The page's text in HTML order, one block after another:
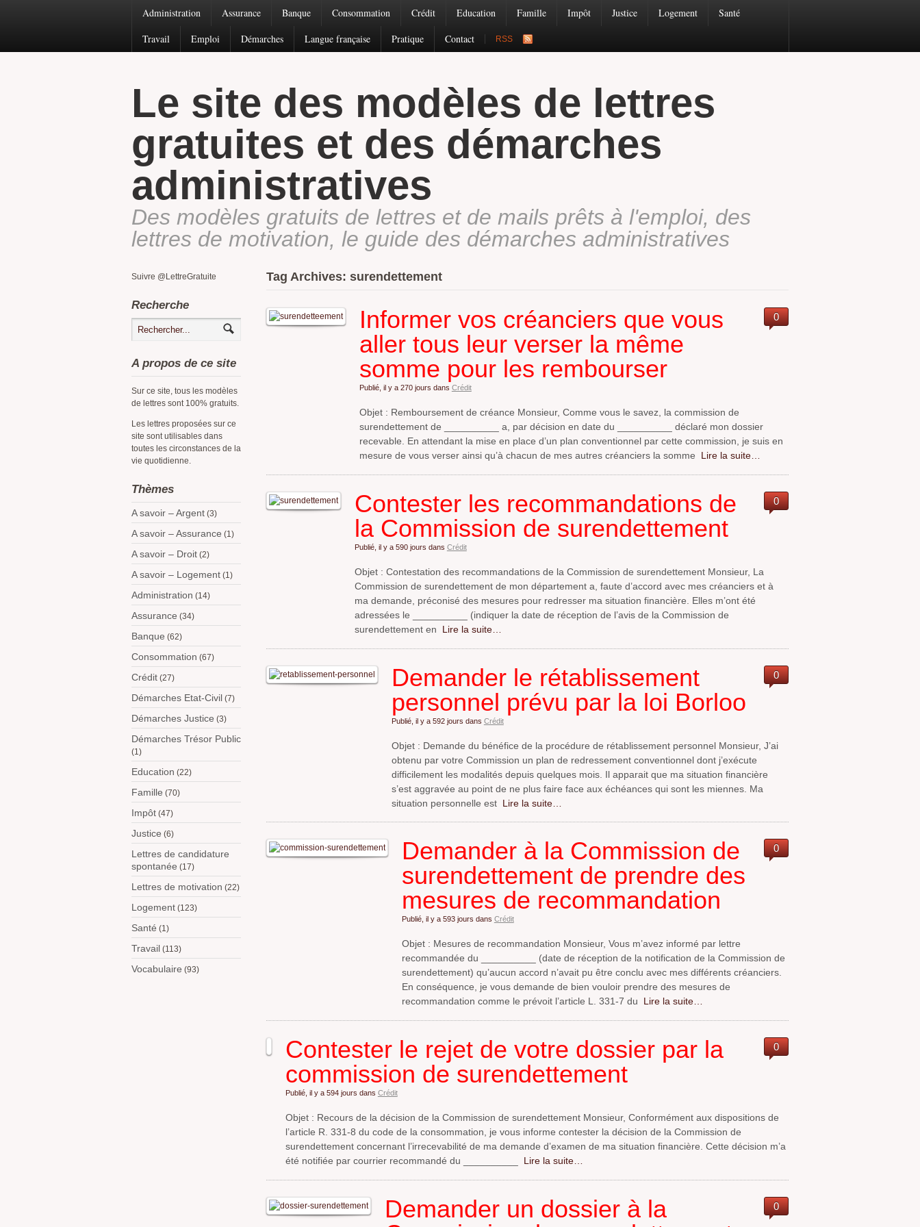
Administration Assurance Banque Consommation Crédit Education Famille Impôt Justice Logement
Santé
Travail
Emploi Démarches Langue française Pratique Contact RSS
Le site des modèles de lettres
gratuites et des démarches
administratives
Des modèles gratuits de lettres et de mails prêts à l'emploi, des
lettres de motivation, le guide des démarches administratives
Tag Archives: surendettement
Informer vos créanciers que vous
aller tous leur verser la même
somme pour les rembourser
Publié, il y a270 jours dans Crédit
Objet : Remboursement de créance Monsieur, Comme vous le savez, la commission de
surendettement de __________ a, par décision en date du __________ déclaré mon dossier
recevable. En attendant la mise en place d’un plan conventionnel par cette commission, je suis en
mesure de vous verser ainsi qu’à chacun de mes autres créanciers la somme Lire la suite…
0
Contester les recommandations de
la Commission de surendettement
Publié, il y a590 jours dans Crédit
Objet : Contestation des recommandations de la Commission de surendettement Monsieur, La
Commission de surendettement de mon département a, faute d’accord avec mes créanciers et à
ma demande, préconisé des mesures pour redresser ma situation financière. Elles m’ont été
adressées le __________ (indiquer la date de réception de l’avis de la Commission de
surendettement en Lire la suite…
0
Demander le rétablissement
personnel prévu par la loi Borloo
Publié, il y a592 jours dans Crédit
Objet : Demande du bénéfice de la procédure de rétablissement personnel Monsieur, J’ai
obtenu par votre Commission un plan de redressement conventionnel dont j’exécute
difficilement les modalités depuis quelques mois. Il apparait que ma situation financière
s’est aggravée au point de ne plus faire face aux échéances qui sont les miennes. Ma
situation personnelle estLire la suite…
0
Demander à la Commission de
surendettement de prendre des
mesures de recommandation
Publié, il y a593 jours dans Crédit
Objet : Mesures de recommandation Monsieur, Vous m’avez informé par lettre
recommandée du __________ (date de réception de la notification de la Commission de
surendettement) qu’aucun accord n’avait pu être conclu avec mes différents créanciers.
En conséquence, je vous demande de bien vouloir prendre des mesures de
recommandation comme le prévoit l’article L. 331-7 du Lire la suite…
0
Contester le rejet de votre dossier par la
commission de surendettement
Publié, il y a594 jours dans Crédit
Objet : Recours de la décision de la Commission de surendettement Monsieur, Conformément aux dispositions de
l’article R. 331-8 du code de la consommation, je vous informe contester la décision de la Commission de
surendettement concernant l’irrecevabilité de ma demande d’examen de ma situation financière. Cette décision m’a
été notifiée par courrier recommandé du __________
Lire la suite…
0
Demander un dossier à la
0
Suivre @LettreGratuite
Recherche
A propos de ce site
Sur ce site, tous les modèles
de lettres sont 100% gratuits.
Les lettres proposées sur ce
site sont utilisables dans
toutes les circonstances de la
vie quotidienne.
Thèmes
A savoir – Argent (3)
A savoir – Assurance (1)
A savoir – Droit (2)
A savoir – Logement (1)
Administration (14)
Assurance (34)
Banque (62)
Consommation (67)
Crédit (27)
Démarches Etat-Civil (7)
Démarches Justice (3)
Démarches Trésor Public
(1)
Education (22)
Famille (70)
Impôt (47)
Justice (6)
Lettres de candidature
spontanée (17)
Lettres de motivation (22)
Logement (123)
Santé (1)
Travail (113)
Vocabulaire (93)